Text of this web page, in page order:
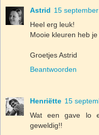
Astrid 15
Heel erg leuk!
Mooie kleuren heb
Groetjes Astrid
Beantwoorden
Henriëtte 15
Wat een gave lo
geweldig!!